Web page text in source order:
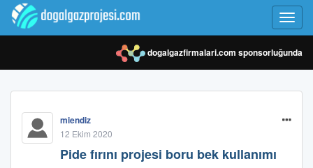
dogalgazfirmalari.com sponsorluğunda
miendiz
12 Ekim 2020
Pide fırını projesi boru bek kullanımı